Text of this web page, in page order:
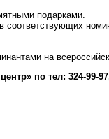
подарками.
соответствующих
на
по тел: 324-99-